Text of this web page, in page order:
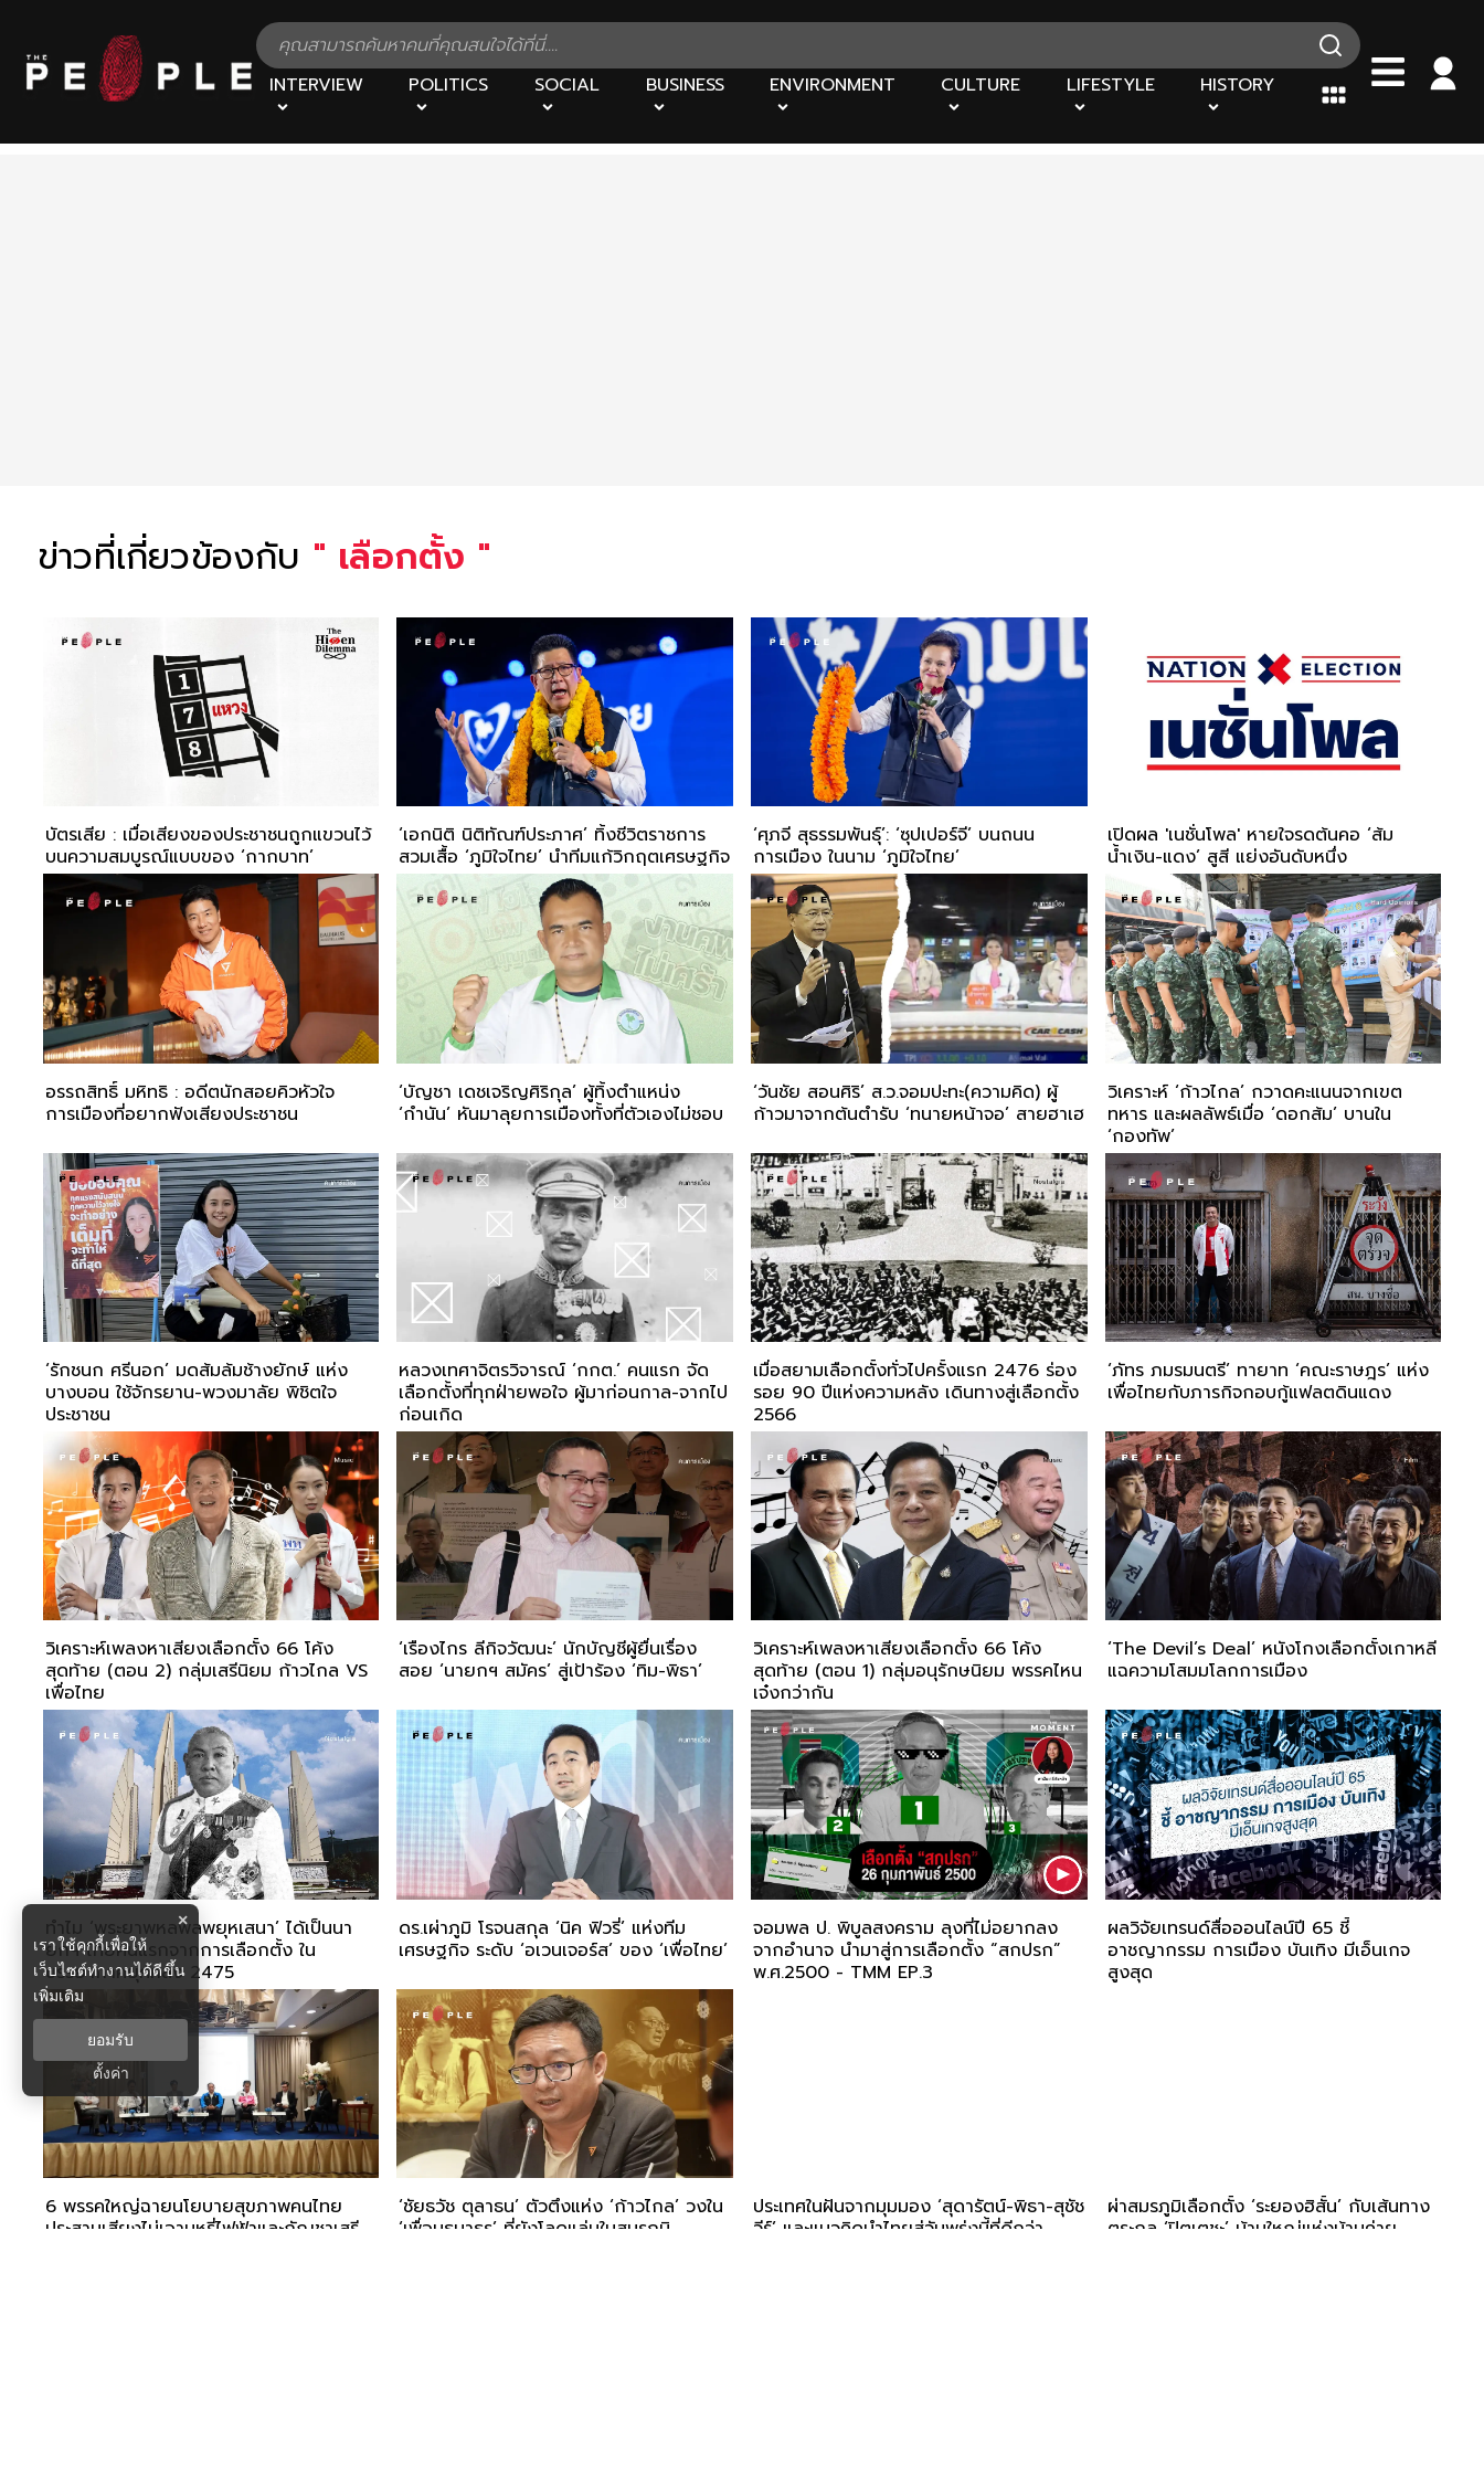
INTERVIEW POLITICS SOCIAL BUSINESS ENVIRONMENT CULTURE LIFESTYLE HISTORY
ข่าวที่เกี่ยวข้องกับ " เลือกตั้ง "
บัตรเสีย : เมื่อเสียงของประชาชนถูกแขวนไว้
บนความสมบูรณ์แบบของ ‘กากบาท’
‘เอกนิติ นิติทัณฑ์ประภาศ’ ทิ้งชีวิตราชการ
สวมเสื้อ ‘ภูมิใจไทย’ นำทีมแก้วิกฤตเศรษฐกิจ
‘ศุภจี สุธรรมพันธุ์’: ‘ซุปเปอร์จี’ บนถนน
การเมือง ในนาม ‘ภูมิใจไทย’
เปิดผล 'เนชั่นโพล' หายใจรดต้นคอ ‘ส้ม
น้ำเงิน-แดง’ สูสี แย่งอันดับหนึ่ง
อรรถสิทธิ์ มหิทธิ : อดีตนักสอยคิวหัวใจ
การเมืองที่อยากฟังเสียงประชาชน
‘บัญชา เดชเจริญศิริกุล’ ผู้ทิ้งตำแหน่ง
‘กำนัน’ หันมาลุยการเมืองทั้งที่ตัวเองไม่ชอบ
‘วันชัย สอนศิริ’ ส.ว.จอมปะทะ(ความคิด) ผู้
ก้าวมาจากต้นตำรับ ‘ทนายหน้าจอ’ สายฮาเฮ
วิเคราะห์ ‘ก้าวไกล’ กวาดคะแนนจากเขต
ทหาร และผลลัพธ์เมื่อ ‘ดอกส้ม’ บานใน
‘กองทัพ’
‘รักชนก ศรีนอก’ มดส้มล้มช้างยักษ์ แห่ง
บางบอน ใช้จักรยาน-พวงมาลัย พิชิตใจ
ประชาชน
หลวงเทศาจิตรวิจารณ์ ‘กกต.’ คนแรก จัด
เลือกตั้งที่ทุกฝ่ายพอใจ ผู้มาก่อนกาล-จากไป
ก่อนเกิด
เมื่อสยามเลือกตั้งทั่วไปครั้งแรก 2476 ร่อง
รอย 90 ปีแห่งความหลัง เดินทางสู่เลือกตั้ง
2566
‘ภัทร ภมรมนตรี’ ทายาท ‘คณะราษฎร’ แห่ง
เพื่อไทยกับภารกิจกอบกู้แฟลตดินแดง
วิเคราะห์เพลงหาเสียงเลือกตั้ง 66 โค้ง
สุดท้าย (ตอน 2) กลุ่มเสรีนิยม ก้าวไกล VS
เพื่อไทย
‘เรืองไกร ลีกิจวัฒนะ’ นักบัญชีผู้ยื่นเรื่อง
สอย ‘นายกฯ สมัคร’ สู่เป้าร้อง ‘ทิม-พิธา’
วิเคราะห์เพลงหาเสียงเลือกตั้ง 66 โค้ง
สุดท้าย (ตอน 1) กลุ่มอนุรักษนิยม พรรคไหน
เจ๋งกว่ากัน
‘The Devil’s Deal’ หนังโกงเลือกตั้งเกาหลี
แฉความโสมมโลกการเมือง
ทำไม ‘พระยาพหลพลพยุหเสนา’ ได้เป็นนา
ยกฯ ไทยคนแรกจากการเลือกตั้ง ใน
บรรยากาศยุคหลัง 2475
ดร.เผ่าภูมิ โรจนสกุล ‘นิค ฟิวรี่’ แห่งทีม
เศรษฐกิจ ระดับ ‘อเวนเจอร์ส’ ของ ‘เพื่อไทย’
จอมพล ป. พิบูลสงคราม ลุงที่ไม่อยากลง
จากอำนาจ นำมาสู่การเลือกตั้ง “สกปรก”
พ.ศ.2500 - TMM EP.3
ผลวิจัยเทรนด์สื่อออนไลน์ปี 65 ชี้
อาชญากรรม การเมือง บันเทิง มีเอ็นเกจ
สูงสุด
6 พรรคใหญ่ฉายนโยบายสุขภาพคนไทย
ประสานเสียงไม่เอาบุหรี่ไฟฟ้าและกัญชาเสรี
‘ชัยธวัช ตุลาธน’ ตัวตึงแห่ง ‘ก้าวไกล’ วงใน
‘เพื่อนธนาธร’ ที่ยังโลดแล่นในสมรภูมิ
ประเทศในฝันจากมุมมอง ‘สุดารัตน์-พิธา-สุชัช
วีร์’ และแนวคิดนำไทยสู่วันพรุ่งนี้ที่ดีกว่า
ผ่าสมรภูมิเลือกตั้ง ‘ระยองฮิสั้น’ กับเส้นทาง
ตระกูล ‘ปิตุเตชะ’ บ้านใหญ่แห่งบ้านค่าย
×
เราใช้คุกกี้เพื่อให้
เว็บไซต์ทำงานได้ดีขึ้น
เพิ่มเติม
ยอมรับ
ตั้งค่า